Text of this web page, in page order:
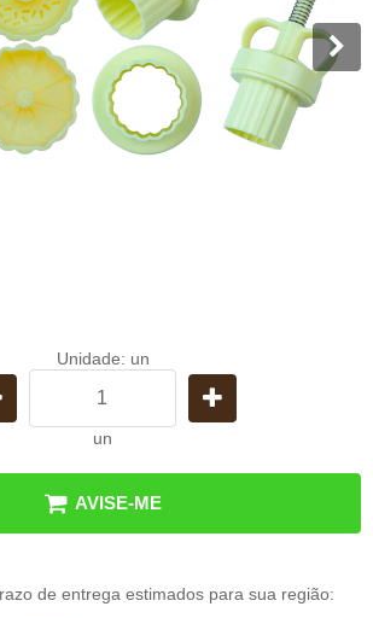
Unidade: un
un
AVISE-ME
de entrega estimados para sua região: